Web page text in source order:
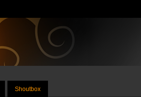
Shoutbox